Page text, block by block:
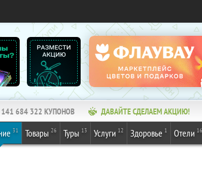
141 684 323 КУПОНОВ ДАВАЙТЕ СДЕЛАЕМ АКЦИЮ!
31 Товары 26 Туры 13 Услуги 12 Здоровье 1 Отели 16